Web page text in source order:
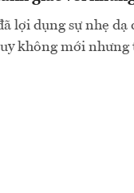
lợi dụng sự nhẹ
không mới nhưng